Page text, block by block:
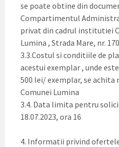
se poate obtine din
Compartimentul
privat din cadrul institutiei
Lumina , Strada Mare, nr.
3.3.Costul si conditiile de
acestui exemplar , unde
500 lei/ exemplar, se achita
Comunei Lumina
3.4. Data limita pentru
18.07.2023, ora 16
4. Informatii privind